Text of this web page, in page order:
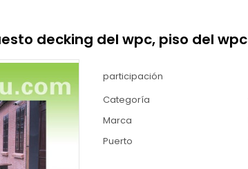
decking del wpc, piso del wpc
participación
Categoría
Marca
Puerto